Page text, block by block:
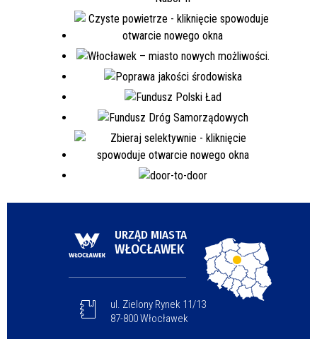
URZĄD MIASTA
WŁOCŁAWEK
ul. Zielony Rynek 11/13
87-800 Włocławek